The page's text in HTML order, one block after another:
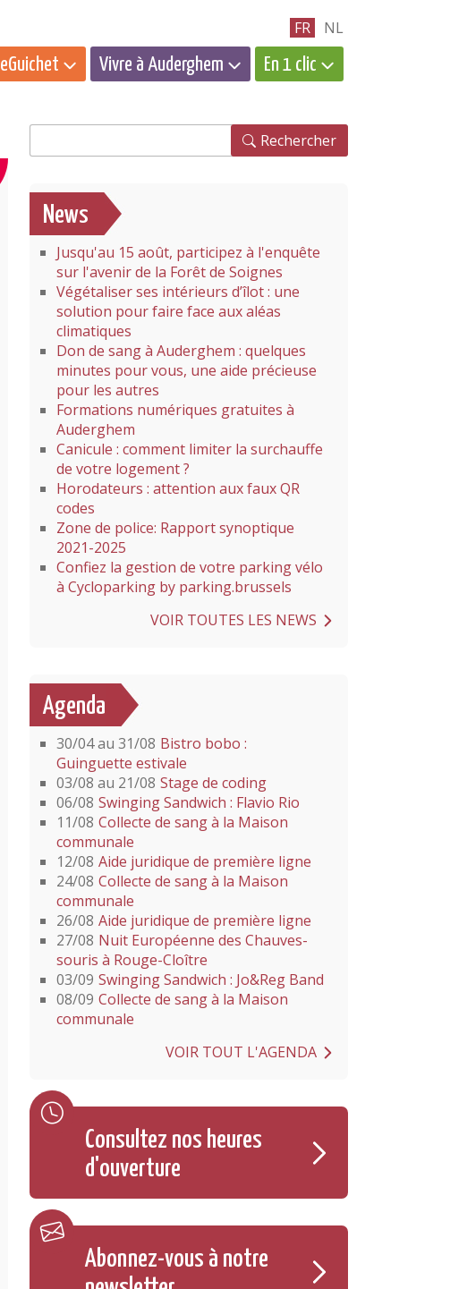
FR NL
eGuichet Vivre à Auderghem En 1 clic
Rechercher
News
Jusqu'au 15 août, participez à l'enquête
sur l'avenir de la Forêt de Soignes
Végétaliser ses intérieurs d’îlot : une
solution pour faire face aux aléas
climatiques
Don de sang à Auderghem : quelques
minutes pour vous, une aide précieuse
pour les autres
Formations numériques gratuites à
Auderghem
Canicule : comment limiter la surchauffe
de votre logement ?
Horodateurs : attention aux faux QR
codes
Zone de police: Rapport synoptique
2021-2025
Confiez la gestion de votre parking vélo
à Cycloparking by parking.brussels
VOIR TOUTES LES NEWS
Agenda
30/04 au 31/08 Bistro bobo :
Guinguette estivale
03/08 au 21/08 Stage de coding
06/08 Swinging Sandwich : Flavio Rio
11/08 Collecte de sang à la Maison
communale
12/08 Aide juridique de première ligne
24/08 Collecte de sang à la Maison
communale
26/08 Aide juridique de première ligne
27/08 Nuit Européenne des Chauves-
souris à Rouge-Cloître
03/09 Swinging Sandwich : Jo&Reg Band
08/09 Collecte de sang à la Maison
communale
VOIR TOUT L'AGENDA
Consultez nos heures
d'ouverture
Abonnez-vous à notre